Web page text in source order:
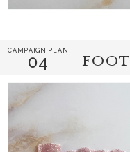
CAMPAIGN PLAN
04 FOOT